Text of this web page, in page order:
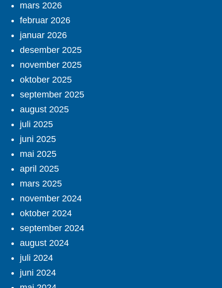
mars 2026
februar 2026
januar 2026
desember 2025
november 2025
oktober 2025
september 2025
august 2025
juli 2025
juni 2025
mai 2025
april 2025
mars 2025
november 2024
oktober 2024
september 2024
august 2024
juli 2024
juni 2024